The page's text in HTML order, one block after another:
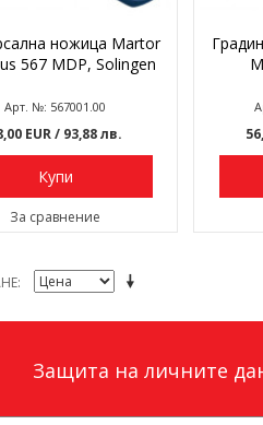
ножица Martor
567 MDP, Solingen
Арт. №: 567001.00
EUR/ 93,88 лв.
Купи
За сравнение
Защита на личните